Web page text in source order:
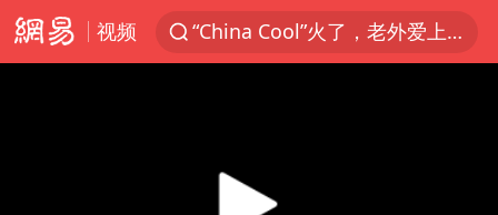
视频
“China Cool”火了，老外爱上中国避暑游